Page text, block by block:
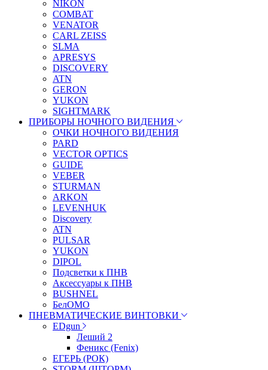
NIKON
COMBAT
VENATOR
CARL ZEISS
SLMA
APRESYS
DISCOVERY
ATN
GERON
YUKON
SIGHTMARK
ПРИБОРЫ НОЧНОГО ВИДЕНИЯ
ОЧКИ НОЧНОГО ВИДЕНИЯ
PARD
VECTOR OPTICS
GUIDE
VEBER
STURMAN
ARKON
LEVENHUK
Discovery
ATN
PULSAR
YUKON
DIPOL
Подсветки к ПНВ
Аксессуары к ПНВ
BUSHNEL
БелОМО
ПНЕВМАТИЧЕСКИЕ ВИНТОВКИ
EDgun
Леший 2
Феникс (Fenix)
ЕГЕРЬ (РОК)